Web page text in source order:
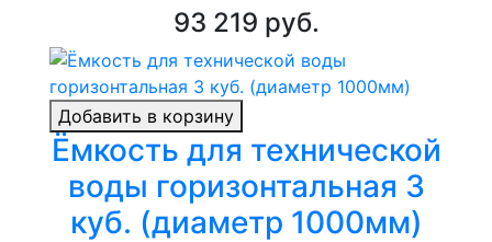
93 219 руб.
Добавить в корзину
Ёмкость для технической
воды горизонтальная 3
куб. (диаметр 1000мм)